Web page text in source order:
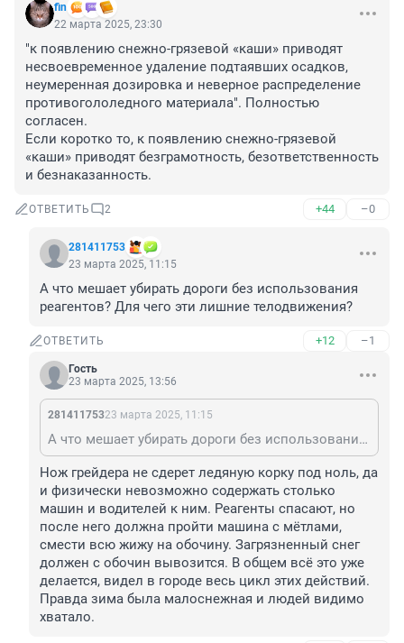
fin
22 марта 2025, 23:30
"к появлению снежно-грязевой «каши» приводят
несвоевременное удаление подтаявших осадков,
неумеренная дозировка и неверное распределение
противогололедного материала". Полностью
согласен.
Если коротко то, к появлению снежно-грязевой
«каши» приводят безграмотность, безответственность
и безнаказанность.
ОТВЕТИТЬ 2 +44 –0
281411753
23 марта 2025, 11:15
А что мешает убирать дороги без использования
реагентов? Для чего эти лишние телодвижения?
ОТВЕТИТЬ +12 –1
Гость
23 марта 2025, 13:56
28141175323 марта 2025, 11:15
А что мешает убирать дороги без использования реагентов? Для чего эти лишние телодвижения?
Нож грейдера не сдерет ледяную корку под ноль, да
и физически невозможно содержать столько
машин и водителей к ним. Реагенты спасают, но
после него должна пройти машина с мётлами,
смести всю жижу на обочину. Загрязненный снег
должен с обочин вывозится. В общем всё это уже
делается, видел в городе весь цикл этих действий.
Правда зима была малоснежная и людей видимо
хватало.